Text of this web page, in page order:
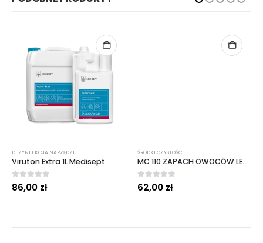
DEZYNFEKCJA NARZĘDZI
Viruton Extra 1L Medisept
0out of 5
86,00 zł
ŚRODKI CZYSTOŚCI
MC 110 ZAPACH OWOCÓW LEŚNYCH 5 L
0out of 5
62,00 zł